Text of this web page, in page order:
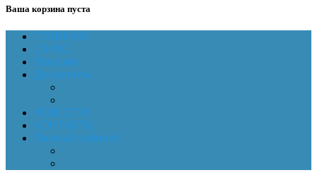
Ваша корзина пуста
ГЛАВНАЯ
О НАС
Магазин
Документы
НОВОСТИ
КОНТАКТЫ
Личный кабинет